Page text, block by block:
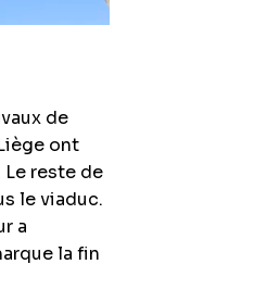
de
ont
reste de
le viaduc.
a
la fin